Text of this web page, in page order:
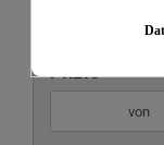
PREIS
PREIS